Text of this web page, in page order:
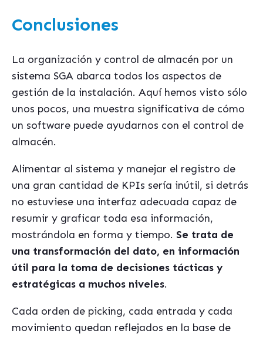
Conclusiones
La organización y control de almacén por un
sistema SGA abarca todos los aspectos de
gestión de la instalación. Aquí hemos visto sólo
unos pocos, una muestra significativa de cómo
un software puede ayudarnos con el control de
almacén.
Alimentar al sistema y manejar el registro de
una gran cantidad de KPIs sería inútil, si detrás
no estuviese una interfaz adecuada capaz de
resumir y graficar toda esa información,
mostrándola en forma y tiempo. Se trata de
una transformación del dato, en información
útil para la toma de decisiones tácticas y
estratégicas a muchos niveles.
Cada orden de picking, cada entrada y cada
movimiento quedan reflejados en la base de